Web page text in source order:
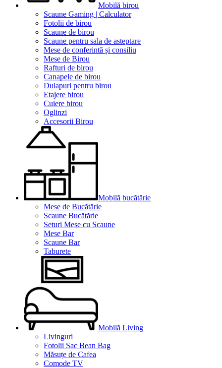
Mobilă birou
Scaune Gaming | Calculator
Fotolii de birou
Scaune de birou
Scaune pentru sala de asteptare
Mese de conferintă și consiliu
Mese de Birou
Rafturi de birou
Canapele de birou
Dulapuri pentru birou
Etajere birou
Cuiere birou
Oglinzi
Accesorii Birou
Mobilă bucătărie
Mese de Bucătărie
Scaune Bucătărie
Seturi Mese cu Scaune
Mese Bar
Scaune Bar
Taburete
Mobilă Living
Livinguri
Fotolii Sac Bean Bag
Măsuțe de Cafea
Comode TV